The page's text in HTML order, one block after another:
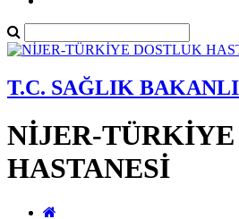
T.C. SAĞLIK
NİJER-
HASTANESİ